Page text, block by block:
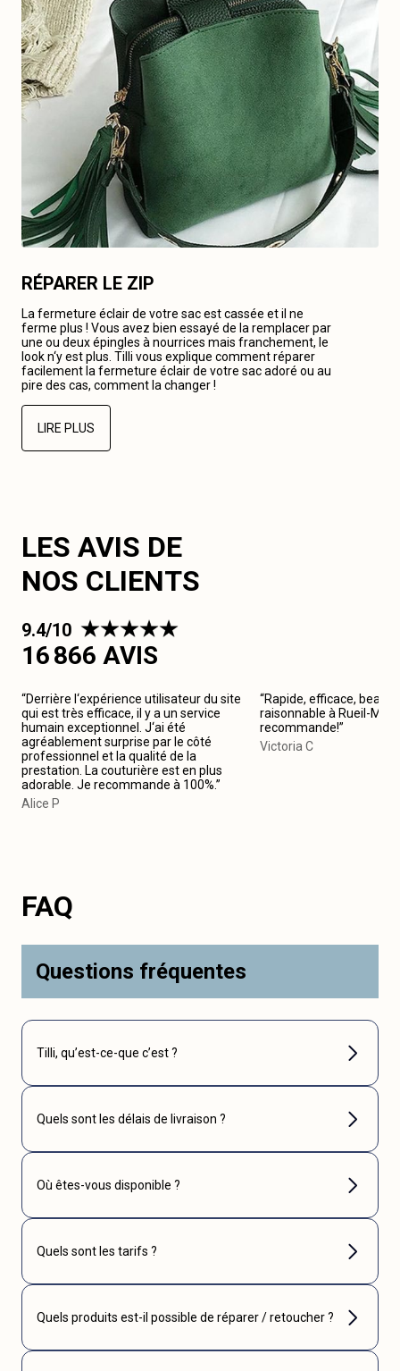
RÉPARER LE ZIP
La fermeture éclair de votre sac est cassée et il ne
ferme plus ! Vous avez bien essayé de la remplacer par
une ou deux épingles à nourrices mais franchement, le
look n‘y est plus. Tilli vous explique comment réparer
facilement la fermeture éclair de votre sac adoré ou au
pire des cas, comment la changer !
LIRE PLUS
LES AVIS DE
NOS CLIENTS
9.4/10
16 866 AVIS
“Derrière l‘expérience utilisateur du site
qui est très efficace, il y a un service
humain exceptionnel. J‘ai été
agréablement surprise par le côté
professionnel et la qualité de la
prestation. La couturière est en plus
adorable. Je recommande à 100%.”
Alice P
“Rapide, efficace, beau
raisonnable à Rueil-
recommande!”
Victoria C
FAQ
Questions fréquentes
Tilli, qu’est-ce-que c’est ?
Quels sont les délais de livraison ?
Où êtes-vous disponible ?
Quels sont les tarifs ?
Quels produits est-il possible de réparer / retoucher ?